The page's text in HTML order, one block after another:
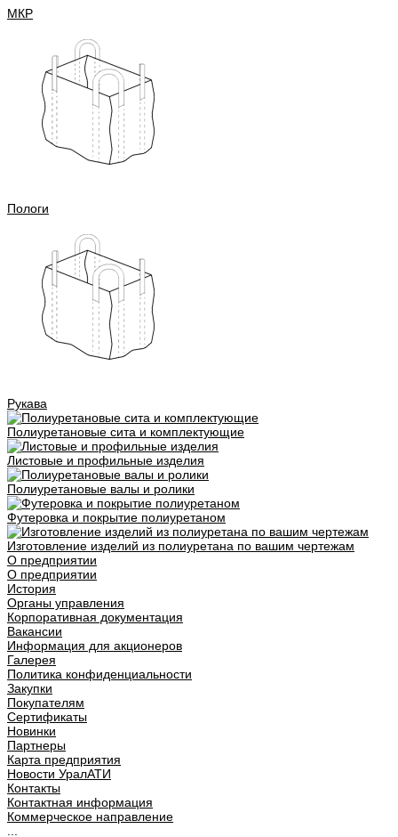
МКР
Пологи
Рукава
Полиуретановые сита и комплектующие
Листовые и профильные изделия
Полиуретановые валы и ролики
Футеровка и покрытие полиуретаном
Изготовление изделий из полиуретана по вашим чертежам
О предприятии
О предприятии
История
Органы управления
Корпоративная документация
Вакансии
Информация для акционеров
Галерея
Политика конфиденциальности
Закупки
Покупателям
Сертификаты
Новинки
Партнеры
Карта предприятия
Новости УралАТИ
Контакты
Контактная информация
Коммерческое направление